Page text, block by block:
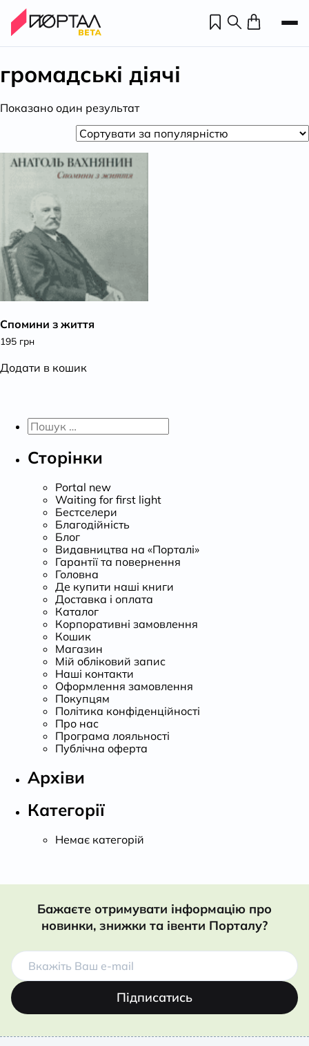
громадські діячі
Показано один результат
Спомини з життя
195 грн
Додати в кошик
Пошук:
Сторінки
Portal new
Waiting for first light
Бестселери
Благодійність
Блог
Видавництва на «Порталі»
Гарантії та повернення
Головна
Де купити наші книги
Доставка і оплата
Каталог
Корпоративні замовлення
Кошик
Магазин
Мій обліковий запис
Наші контакти
Оформлення замовлення
Покупцям
Політика конфіденційності
Про нас
Програма лояльності
Публічна оферта
Архіви
Категорії
Немає категорій
Бажаєте отримувати інформацію про
новинки, знижки та івенти Порталу?
Підписатись